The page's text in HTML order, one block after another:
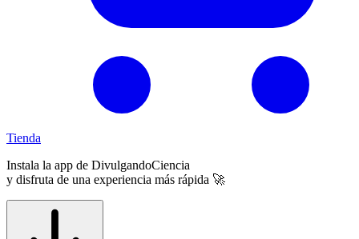
Tienda
Instala la app de DivulgandoCiencia
y disfruta de una experiencia más rápida 🚀